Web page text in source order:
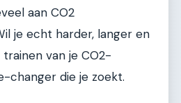
aan CO2
je echt harder, langer en
van je CO2-
changer die je zoekt.